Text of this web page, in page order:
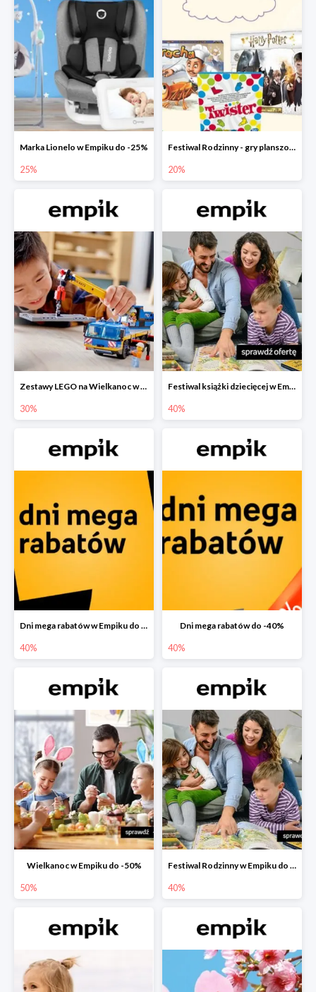
Marka Lionelo w Empiku do -25%
25%
Festiwal Rodzinny - gry planszowe w Empiku do -20%
20%
Zestawy LEGO na Wielkanoc w Empiku do -30%
30%
Festiwal książki dziecięcej w Empiku do -40%
40%
Dni mega rabatów w Empiku do -40%
40%
Dni mega rabatów do -40%
40%
Wielkanoc w Empiku do -50%
50%
Festiwal Rodzinny w Empiku do -40%
40%